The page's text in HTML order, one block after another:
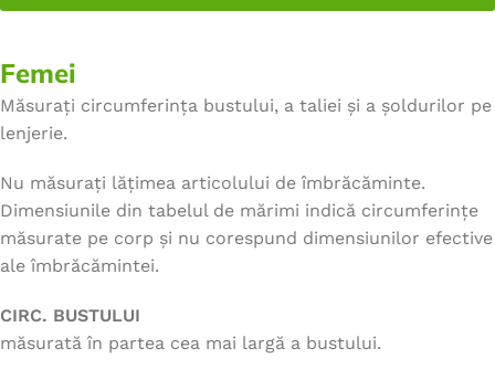
Femei
Măsurați circumferința bustului, a taliei și a șoldurilor pe
lenjerie.
Nu măsurați lățimea articolului de îmbrăcăminte.
Dimensiunile din tabelul de mărimi indică circumferințe
măsurate pe corp și nu corespund dimensiunilor efective
ale îmbrăcămintei.
CIRC. BUSTULUI
măsurată în partea cea mai largă a bustului.